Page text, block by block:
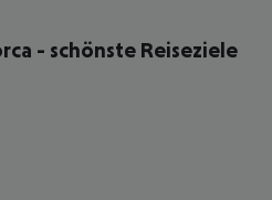
- schönste Reiseziele